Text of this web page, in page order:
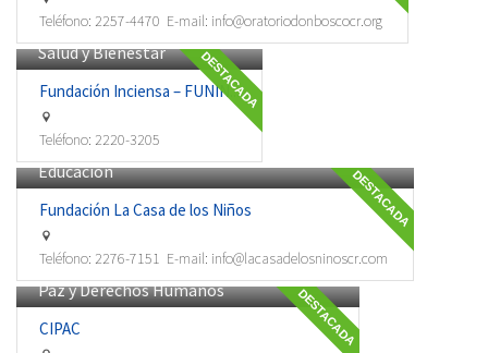
Teléfono: 2257-4470 E-mail: info@oratoriodonboscocr.org
DESTACADA
Salud y Bienestar
Fundación Inciensa – FUNIN...
Teléfono: 2220-3205
DESTACADA
Educación
Fundación La Casa de los Niños
Teléfono: 2276-7151 E-mail: info@lacasadelosninoscr.com
DESTACADA
Paz y Derechos Humanos
CIPAC